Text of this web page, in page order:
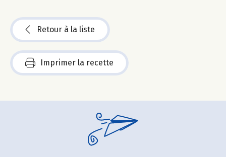
Retour à la liste
Imprimer la recette